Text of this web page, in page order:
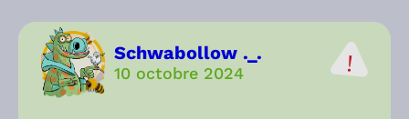
Schwabollow ._.
10 octobre 2024